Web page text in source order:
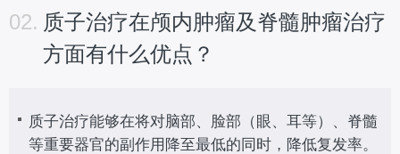
02. 质子治疗在颅内肿瘤及脊髓肿瘤治疗
方面有什么优点？
质子治疗能够在将对脑部、脸部（眼、耳等）、脊髓
等重要器官的副作用降至最低的同时，降低复发率。